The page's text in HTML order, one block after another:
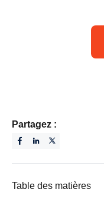
Partagez :
Table des matières